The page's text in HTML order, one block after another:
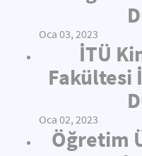
Oca 03, 2023
İTÜ
Fakültesi
Oca 02, 2023
Öğretim